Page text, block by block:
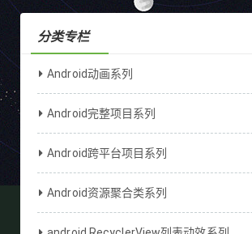
分类专栏
Android动画系列
Android完整项目系列
Android跨平台项目系列
Android资源聚合类系列